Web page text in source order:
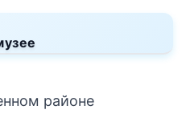
районе